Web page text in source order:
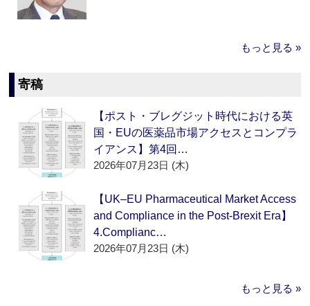
もっと見る »
寄稿
【ポスト・ブレグジット時代における英
国・EUの医薬品市場アクセスとコンプラ
イアンス】第4回…
2026年07月23日 (木)
【UK–EU Pharmaceutical Market Access
and Compliance in the Post-Brexit Era】
4.Complianc…
2026年07月23日 (木)
もっと見る »